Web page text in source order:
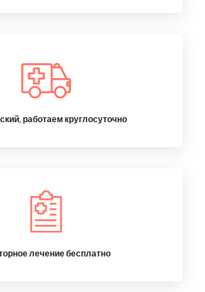
работаем круглосуточно
лечение бесплатно